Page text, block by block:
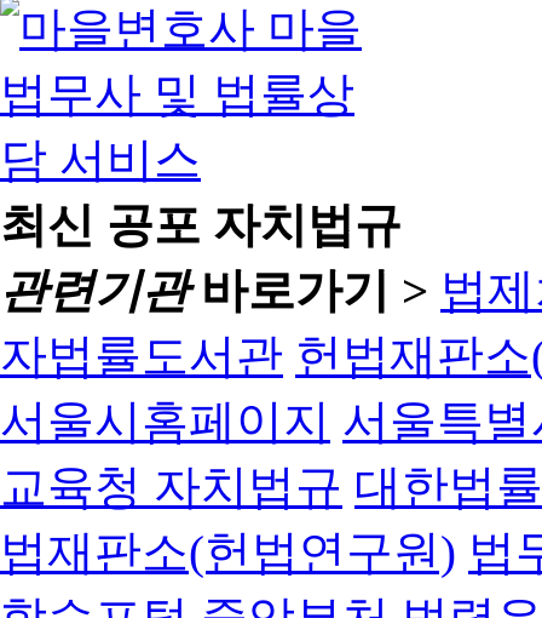
최신 공포 자치법규
관련기관바로가기 > 법
자법률도서관 헌법재판
서울시홈페이지 서울특
교육청 자치법규 대한법
법재판소(헌법연구원) 법